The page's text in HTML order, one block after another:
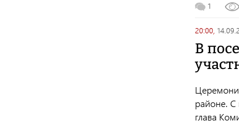
1
20:00,
В
районе.
глава